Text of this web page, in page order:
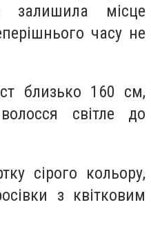
місце
часу не
близько 160 см,
світле до
сірого кольору,
з квітковим